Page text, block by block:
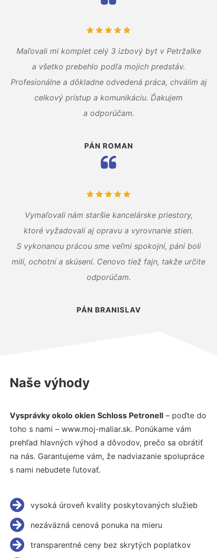
Maľovali mi komplet celý 3 izbový byt v Petržalke
a všetko prebehlo podľa mojich predstáv.
Profesionálne a dôkladne odvedená práca, chválim aj
celkový prístup a komunikáciu. Ďakujem
a odporúčam.
PÁN ROMAN
Vymaľovali nám staršie kancelárske priestory,
ktoré vyžadovali aj opravu a vyrovnanie stien.
S vykonanou prácou sme veľmi spokojní, páni boli
milí, ochotní a skúsení. Cenovo tiež fajn, takže určite
odporúčam.
PÁN BRANISLAV
Naše výhody
Vysprávky okolo okien Schloss Petronell – poďte do
toho s nami – www.moj-maliar.sk. Ponúkame vám
prehľad hlavných výhod a dôvodov, prečo sa obrátiť
na nás. Garantujeme vám, že nadviazanie spolupráce
s nami nebudete ľutovať.
vysoká úroveň kvality poskytovaných služieb
nezáväzná cenová ponuka na mieru
transparentné ceny bez skrytých poplatkov